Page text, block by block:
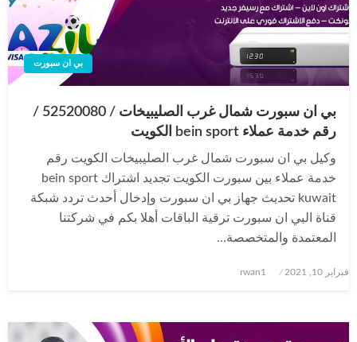
بي ان سبورت
بي ان سبورت شمال غرب الصليبيخات / 52520080 /
رقم خدمة عملاء bein sport الكويت
وكيل بي ان سبورت شمال غرب الصليبيخات الكويت رقم
خدمة عملاء بين سبورت الكويت تجديد اشتراك bein sport
kuwait تحديث جهاز بي ان سبورت وإدخال أحدث تردد شبكة
قناة البي ان سبورت ترقية الباقات أهلا بكم في شركتنا
المعتمدة والمتخصصة…
نُشر
فبراير 10, 2021 rwan1